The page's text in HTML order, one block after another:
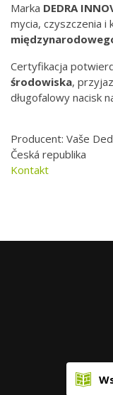
Marka DEDRA
mycia, czyszczenia i
Certyfikacja
środowiska,
długofalowy nacisk
Producent: Vaše
Česká republika
Kontakt